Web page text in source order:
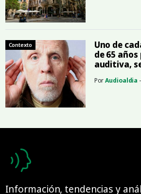
Contexto
Uno de
de 65
auditiva,
PorAudioaldia
Información, tendencias y